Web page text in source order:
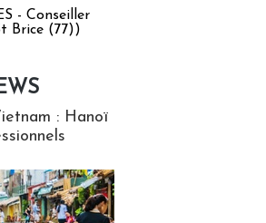
- Conseiller
Brice (77))
: Hanoï